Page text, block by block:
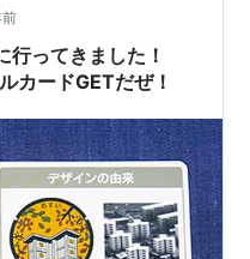
をお済ませくださ
… ってきました！
ードGETだぜ！